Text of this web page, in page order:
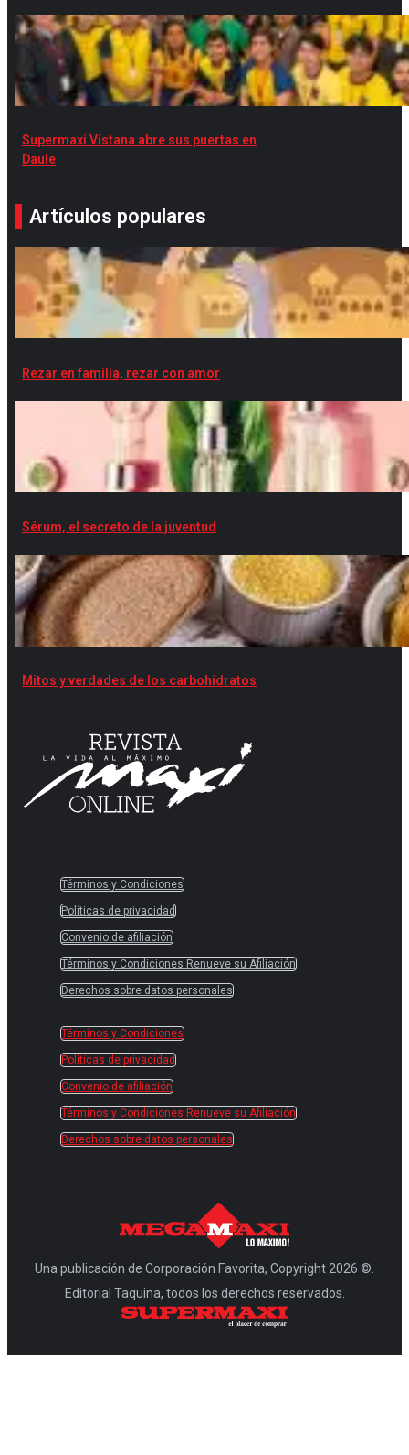
Supermaxi Vistana abre sus puertas en
Daule
Artículos populares
Rezar en familia, rezar con amor
Sérum, el secreto de la juventud
Mitos y verdades de los carbohidratos
Términos y Condiciones
Políticas de privacidad
Convenio de afiliación
Términos y Condiciones Renueve su Afiliación
Derechos sobre datos personales
Términos y Condiciones
Políticas de privacidad
Convenio de afiliación
Términos y Condiciones Renueve su Afiliación
Derechos sobre datos personales
Una publicación de Corporación Favorita, Copyright 2026 ©.
Editorial Taquina, todos los derechos reservados.